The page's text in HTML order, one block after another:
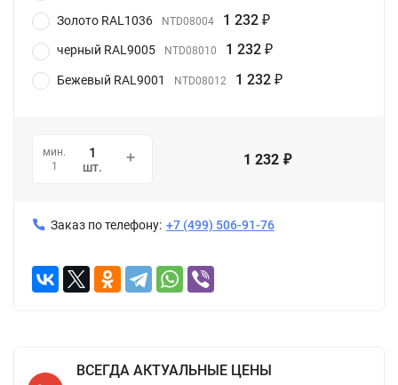
Золото RAL1036 NTD08004 1 232 ₽
черный RAL9005 NTD08010 1 232 ₽
Бежевый RAL9001 NTD08012 1 232 ₽
мин.
1
шт. 1 232 ₽
Заказ по телефону: +7 (499) 506-91-76
ВСЕГДА АКТУАЛЬНЫЕ ЦЕНЫ